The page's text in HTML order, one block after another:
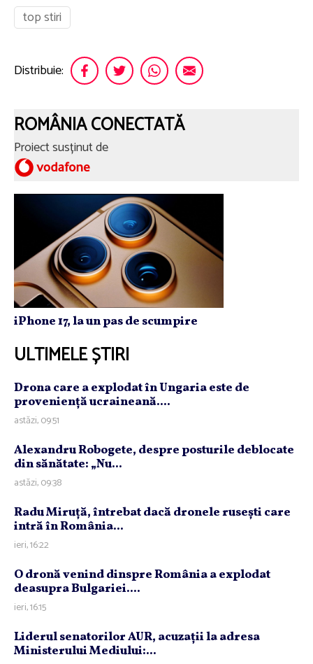
top stiri
Distribuie:
ROMÂNIA CONECTATĂ
Proiect susținut de
iPhone 17, la un pas de scumpire
ULTIMELE ȘTIRI
Drona care a explodat în Ungaria este de
provenienţă ucraineană....
astăzi, 09:51
Alexandru Robogete, despre posturile deblocate
din sănătate: „Nu...
astăzi, 09:38
Radu Miruţă, întrebat dacă dronele ruseşti care
intră în România...
ieri, 16:22
O dronă venind dinspre România a explodat
deasupra Bulgariei....
ieri, 16:15
Liderul senatorilor AUR, acuzaţii la adresa
Ministerului Mediului:...